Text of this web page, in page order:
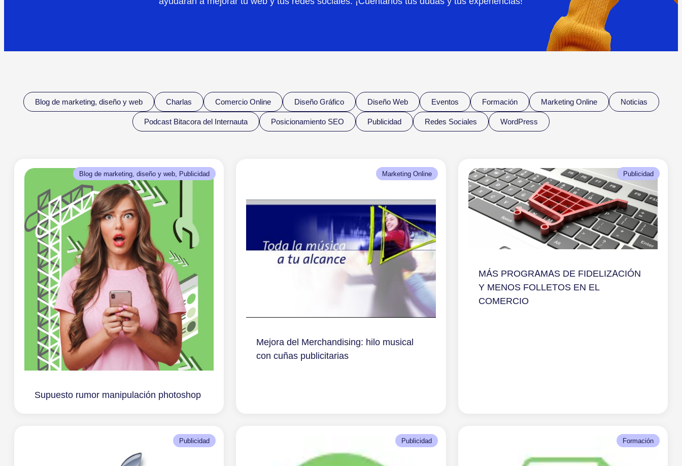
Blog de marketing, diseño y web Charlas Comercio Online Diseño Gráfico Diseño Web Eventos Formación Marketing Online Noticias
Podcast Bitacora del Internauta Posicionamiento SEO Publicidad Redes Sociales WordPress
Blog de marketing, diseño y web Publicidad
Supuesto rumor manipulación photoshop
Marketing Online
Mejora del Merchandising: hilo musical
con cuñas publicitarias
Publicidad
MÁS PROGRAMAS DE FIDELIZACIÓN
Y MENOS FOLLETOS EN EL
COMERCIO
Publicidad Publicidad Formación